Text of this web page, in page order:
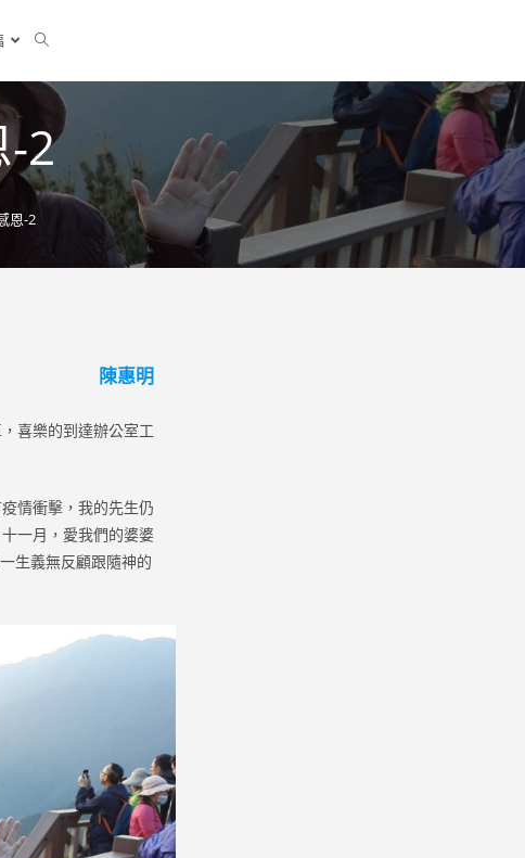
2
恩-2
陳惠明
喜樂的到達辦公室工
情衝擊，我的先生仍
一月，愛我們的婆婆
生義無反顧跟隨神的